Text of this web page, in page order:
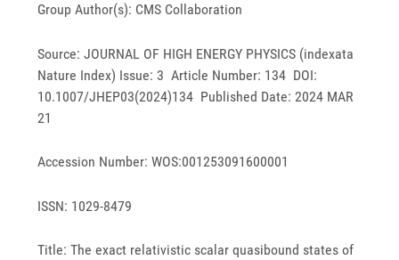
Group Author(s): CMS Collaboration
Source: JOURNAL OF HIGH ENERGY PHYSICS (indexata
Nature Index) Issue: 3 Article Number: 134 DOI:
10.1007/JHEP03(2024)134 Published Date: 2024 MAR
21
Accession Number: WOS:001253091600001
ISSN: 1029-8479
Title: The exact relativistic scalar quasibound states of